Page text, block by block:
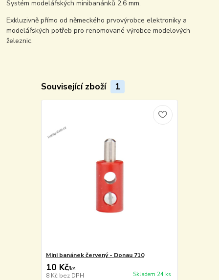
Systém modelářských minibanánků 2,6 mm.
Exkluzivně přímo od německého prvovýrobce elektroniky a
modelářských potřeb pro renomované výrobce modelových
železnic.
Související zboží 1
Mini banánek červený - Donau 710
10 Kč/ks
8 Kč bez DPH Skladem 24 ks